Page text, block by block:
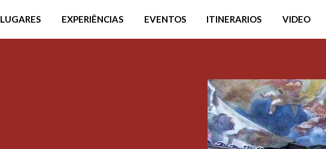
LUGARES EXPERIÊNCIAS EVENTOS ITINERARIOS VIDEO